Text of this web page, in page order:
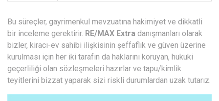
Bu süreçler, gayrimenkul mevzuatına hakimiyet ve dikkatli
bir inceleme gerektirir. RE/MAX Extra danışmanları olarak
bizler, kiracı-ev sahibi ilişkisinin şeffaflık ve güven üzerine
kurulması için her iki tarafın da haklarını koruyan, hukuki
geçerliliği olan sözleşmeleri hazırlar ve tapu/kimlik
teyitlerini bizzat yaparak sizi riskli durumlardan uzak tutarız.